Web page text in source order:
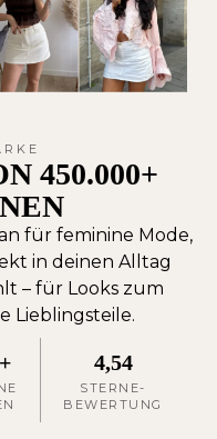
450.000+
für feminine Mode,
in deinen Alltag
– für Looks zum
Lieblingsteile.
4,54
STERNE-
BEWERTUNG